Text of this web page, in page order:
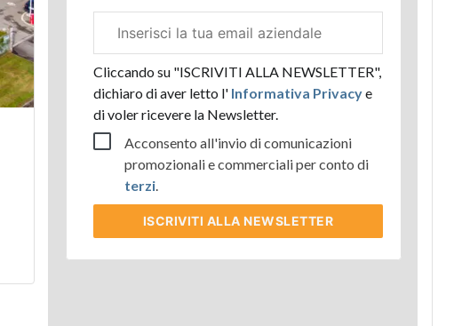
aziendale
Cliccando su "ISCRIVITI ALLA NEWSLETTER",
dichiaro di aver letto l'Informativa Privacye
di voler ricevere la Newsletter.
Acconsento all'invio di comunicazioni
promozionali e commerciali per conto di
terzi.
ISCRIVITI ALLA NEWSLETTER